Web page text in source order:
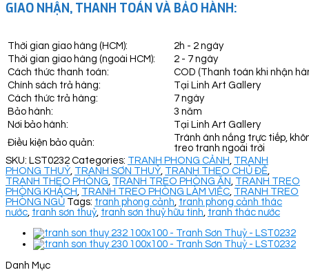
GIAO NHẬN, THANH TOÁN VÀ BẢO HÀNH:
Thời gian giao hàng (HCM):
2h - 2 ngày
Thời gian giao hàng (ngoài HCM):
2 - 7 ngày
Cách thức thanh toán:
COD (Thanh toán khi nhận
Chính sách trả hàng:
Tại Linh Art Gallery
Cách thức trả hàng:
7 ngày
Bảo hành:
3 năm
Nơi bảo hành:
Tại Linh Art Gallery
Điều kiện bảo quản:
Tránh ánh nắng trực tiếp,
treo tranh ngoài trời
SKU: LST0232 Categories: TRANH PHONG CẢNH, TRANH
PHONG THUỶ, TRANH SƠN THUỶ, TRANH THEO CHỦ ĐỀ,
TRANH THEO PHÒNG, TRANH TREO PHÒNG ĂN, TRANH TREO
PHÒNG KHÁCH, TRANH TREO PHÒNG LÀM VIỆC, TRANH TREO
PHÒNG NGỦ Tags: tranh phong cảnh, tranh phong cảnh thác
nước, tranh sơn thuỷ, tranh sơn thuỷ hữu tình, tranh thác nước
Danh Mục